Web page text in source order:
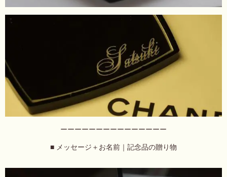
ーーーーーーーーーーーーーーー
■ メッセージ＋お名前｜記念品の贈り物